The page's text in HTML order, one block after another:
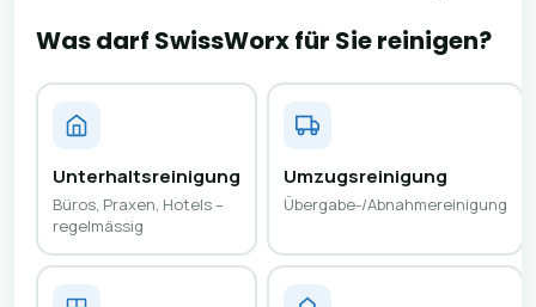
Was darf SwissWorx für Sie reinigen?
Unterhaltsreinigung
Büros, Praxen, Hotels –
regelmässig
Umzugsreinigung
Übergabe-/Abnahmereinigung